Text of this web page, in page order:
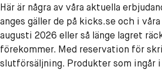
Här är några av våra aktuella
anges gäller de på kicks.se och i
augusti 2026 eller så länge lagret
förekommer. Med reservation för
slutförsäljning. Produkter som ingår